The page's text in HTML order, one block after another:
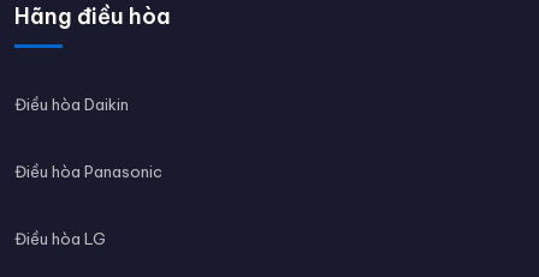
Hãng điều hòa
Điều hòa Daikin
Điều hòa Panasonic
Điều hòa LG